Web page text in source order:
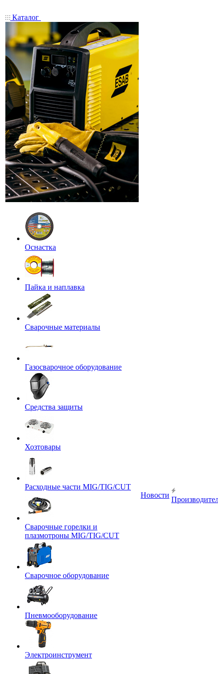
Каталог
Оснастка
Пайка и наплавка
Сварочные материалы
Газосварочное оборудование
Средства защиты
Хозтовары
Расходные части MIG/TIG/CUT
Сварочные горелки и
плазмотроны MIG/TIG/CUT
Сварочное оборудование
Пневмооборудование
Электроинструмент
Новости